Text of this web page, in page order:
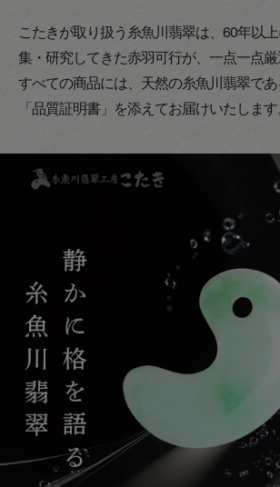
こたきが取り扱う糸魚川翡翠は、60年以
集・研究してきた赤羽可行が、一点一点厳
すべての商品には、天然の糸魚川翡翠で
「品質証明書」を添えてお届けいたします